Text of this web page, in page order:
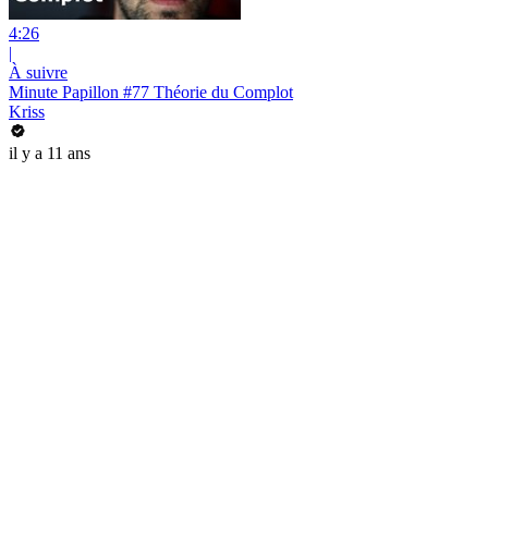
4:26
|
À suivre
Minute Papillon #77 Théorie du Complot
Kriss
il y a 11 ans